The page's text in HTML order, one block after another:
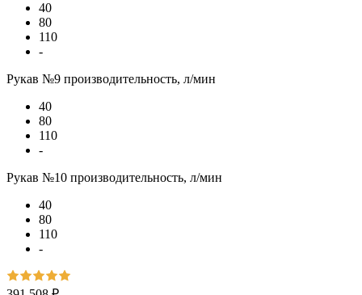
40
80
110
-
Рукав №9 производительность, л/мин
40
80
110
-
Рукав №10 производительность, л/мин
40
80
110
-